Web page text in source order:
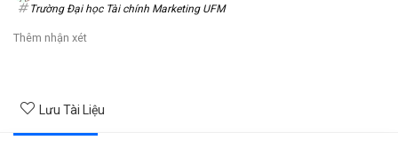
Trường Đại học Tài chính Marketing UFM
Thêm nhận xét
Lưu Tài Liệu